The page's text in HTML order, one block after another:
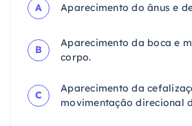
A Aparecimento do ânus e
B
Aparecimento da boca e
corpo.
C
Aparecimento da
movimentação direcional